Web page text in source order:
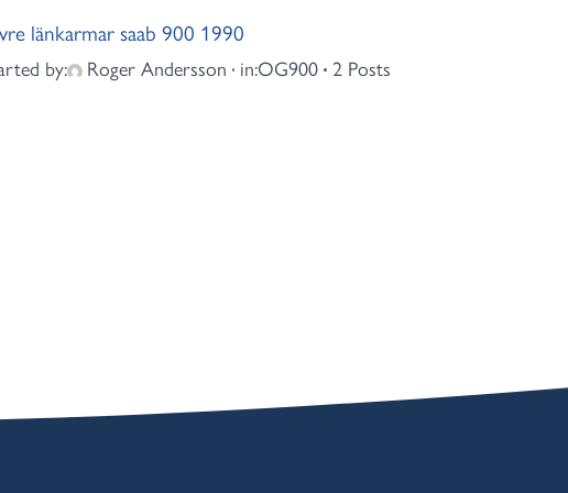
länkarmar saab 900 1990
by: Roger Andersson in:OG900 2 Posts